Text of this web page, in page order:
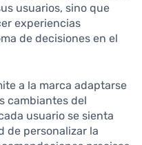
usuarios, sino que
experiencias
de decisiones en el
a la marca adaptarse
cambiantes del
usuario se sienta
de personalizar la